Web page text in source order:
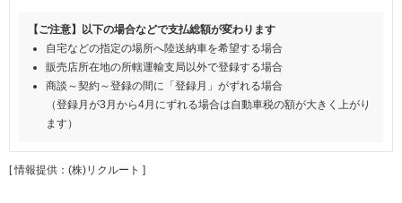
【ご注意】以下の場合などで支払総額が変わります
自宅などの指定の場所へ陸送納車を希望する場合
販売店所在地の所轄運輸支局以外で登録する場合
商談～契約～登録の間に「登録月」がずれる場合
（登録月が3月から4月にずれる場合は自動車税の額が大きく上がり
ます）
[ 情報提供：(株)リクルート ]